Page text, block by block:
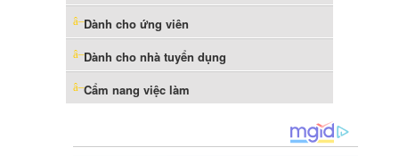
Dành cho ứng viên
Dành cho nhà tuyển dụng
Cẩm nang việc làm